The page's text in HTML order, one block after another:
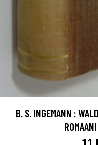
B. S. INGEMANN :
11